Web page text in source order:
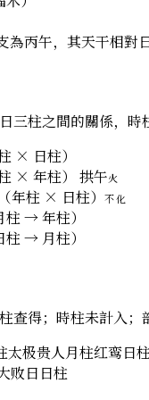
為丙午，其天干相對
三柱之間的關係，時
× 日柱）
× 年柱） 拱午火
年柱 × 日柱） 不化
→ 年柱）
→ 月柱）
查得；時柱未計入
太极贵人月柱红鸾日柱
败日 日柱